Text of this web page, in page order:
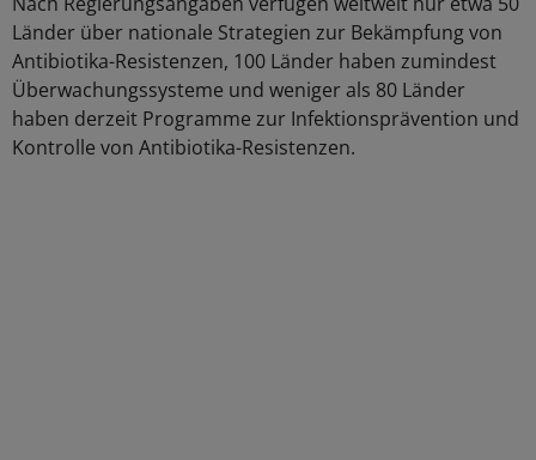
Länder über nationale Strategien zur Bekämpfung von
Antibiotika-Resistenzen, 100 Länder haben zumindest
Überwachungssysteme und weniger als 80 Länder
haben derzeit Programme zur Infektionsprävention und
Kontrolle von Antibiotika-Resistenzen.